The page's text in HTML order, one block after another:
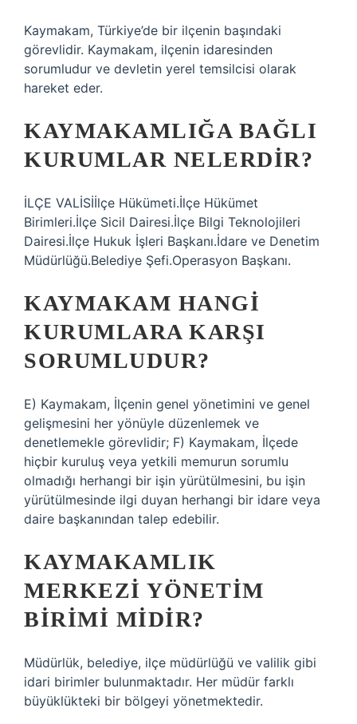
Kaymakam, Türkiye’de bir ilçenin başındaki
görevlidir. Kaymakam, ilçenin idaresinden
sorumludur ve devletin yerel temsilcisi olarak
hareket eder.
KAYMAKAMLIĞA BAĞLI
KURUMLAR NELERDIR?
İLÇE VALİSİİlçe Hükümeti.İlçe Hükümet
Birimleri.İlçe Sicil Dairesi.İlçe Bilgi Teknolojileri
Dairesi.İlçe Hukuk İşleri Başkanı.İdare ve Denetim
Müdürlüğü.Belediye Şefi.Operasyon Başkanı.
KAYMAKAM HANGI
KURUMLARA KARŞI
SORUMLUDUR?
E) Kaymakam, İlçenin genel yönetimini ve genel
gelişmesini her yönüyle düzenlemek ve
denetlemekle görevlidir; F) Kaymakam, İlçede
hiçbir kuruluş veya yetkili memurun sorumlu
olmadığı herhangi bir işin yürütülmesini, bu işin
yürütülmesinde ilgi duyan herhangi bir idare veya
daire başkanından talep edebilir.
KAYMAKAMLIK
MERKEZI YÖNETIM
BIRIMI MIDIR?
Müdürlük, belediye, ilçe müdürlüğü ve valilik gibi
idari birimler bulunmaktadır. Her müdür farklı
büyüklükteki bir bölgeyi yönetmektedir.